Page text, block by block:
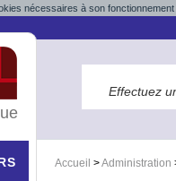
nécessaires à son
Accueil >Administration